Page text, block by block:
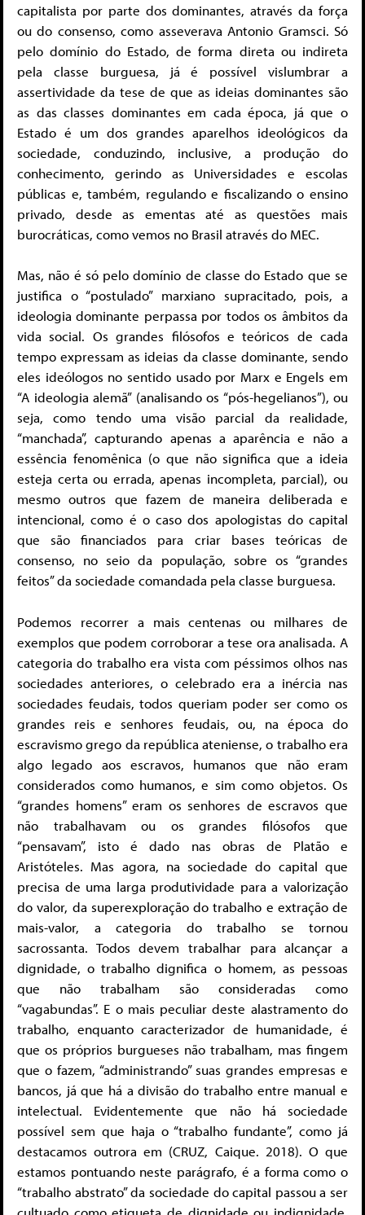
capitalista por parte dos dominantes, através da força
ou do consenso, como asseverava Antonio Gramsci. Só
pelo domínio do Estado, de forma direta ou indireta
pela classe burguesa, já é possível vislumbrar a
assertividade da tese de que as ideias dominantes são
as das classes dominantes em cada época, já que o
Estado é um dos grandes aparelhos ideológicos da
sociedade, conduzindo, inclusive, a produção do
conhecimento, gerindo as Universidades e escolas
públicas e, também, regulando e fiscalizando o ensino
privado, desde as ementas até as questões mais
burocráticas, como vemos no Brasil através do MEC.
Mas, não é só pelo domínio de classe do Estado que se
justifica o “postulado” marxiano supracitado, pois, a
ideologia dominante perpassa por todos os âmbitos da
vida social. Os grandes filósofos e teóricos de cada
tempo expressam as ideias da classe dominante, sendo
eles ideólogos no sentido usado por Marx e Engels em
“A ideologia alemã” (analisando os “pós-hegelianos”), ou
seja, como tendo uma visão parcial da realidade,
“manchada”, capturando apenas a aparência e não a
essência fenomênica (o que não significa que a ideia
esteja certa ou errada, apenas incompleta, parcial), ou
mesmo outros que fazem de maneira deliberada e
intencional, como é o caso dos apologistas do capital
que são financiados para criar bases teóricas de
consenso, no seio da população, sobre os “grandes
feitos” da sociedade comandada pela classe burguesa.
Podemos recorrer a mais centenas ou milhares de
exemplos que podem corroborar a tese ora analisada. A
categoria do trabalho era vista com péssimos olhos nas
sociedades anteriores, o celebrado era a inércia nas
sociedades feudais, todos queriam poder ser como os
grandes reis e senhores feudais, ou, na época do
escravismo grego da república ateniense, o trabalho era
algo legado aos escravos, humanos que não eram
considerados como humanos, e sim como objetos. Os
“grandes homens” eram os senhores de escravos que
não trabalhavam ou os grandes filósofos que
“pensavam”, isto é dado nas obras de Platão e
Aristóteles. Mas agora, na sociedade do capital que
precisa de uma larga produtividade para a valorização
do valor, da superexploração do trabalho e extração de
mais-valor, a categoria do trabalho se tornou
sacrossanta. Todos devem trabalhar para alcançar a
dignidade, o trabalho dignifica o homem, as pessoas
que não trabalham são consideradas como
“vagabundas”. E o mais peculiar deste alastramento do
trabalho, enquanto caracterizador de humanidade, é
que os próprios burgueses não trabalham, mas fingem
que o fazem, “administrando” suas grandes empresas e
bancos, já que há a divisão do trabalho entre manual e
intelectual. Evidentemente que não há sociedade
possível sem que haja o “trabalho fundante”, como já
destacamos outrora em (CRUZ, Caique. 2018). O que
estamos pontuando neste parágrafo, é a forma como o
“trabalho abstrato” da sociedade do capital passou a ser